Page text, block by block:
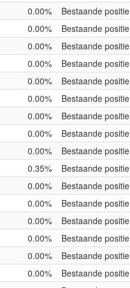
0.00%
Bestaande positie
0.00%
Bestaande positie
0.00%
Bestaande positie
0.00%
Bestaande positie
0.00%
Bestaande positie
0.00%
Bestaande positie
0.00%
Bestaande positie
0.00%
Bestaande positie
0.00%
Bestaande positie
0.35%
Bestaande positie
0.00%
Bestaande positie
0.00%
Bestaande positie
0.00%
Bestaande positie
0.00%
Bestaande positie
0.00%
Bestaande positie
0.00%
Bestaande positie